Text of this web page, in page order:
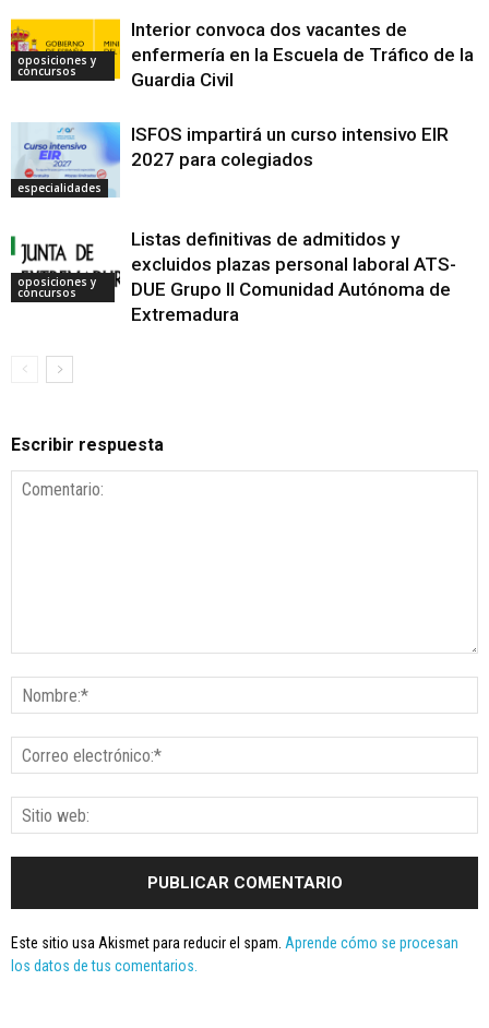
oposiciones y
concursos
Interior convoca dos vacantes de
enfermería en la Escuela de Tráfico de la
Guardia Civil
especialidades
ISFOS impartirá un curso intensivo EIR
2027 para colegiados
oposiciones y
concursos
Listas definitivas de admitidos y
excluidos plazas personal laboral ATS-
DUE Grupo II Comunidad Autónoma de
Extremadura
Escribir respuesta
Este sitio usa Akismet para reducir el spam. Aprende cómo se procesan
los datos de tus comentarios.